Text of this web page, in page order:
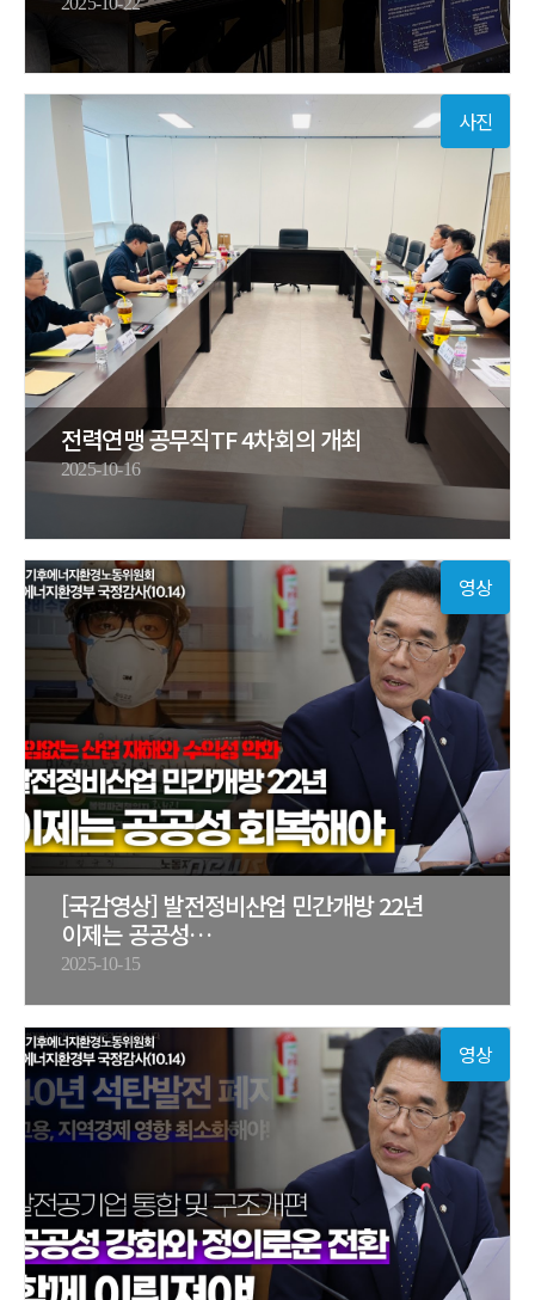
사진
전력연맹 공무직TF 4차회의 개최
2025-10-16
영상
[국감영상] 발전정비산업 민간개방 22년
이제는 공공성…
2025-10-15
영상